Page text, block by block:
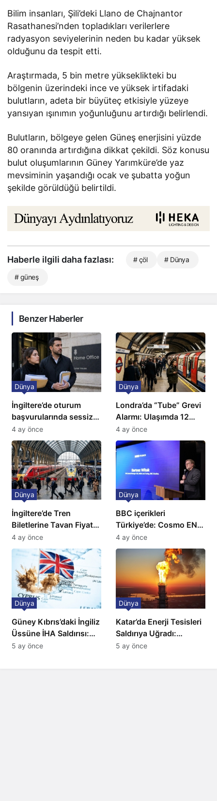
Bilim insanları, Şili’deki Llano de Chajnantor
Rasathanesi’nden topladıkları verilerlere
radyasyon seviyelerinin neden bu kadar yüksek
olduğunu da tespit etti.
Araştırmada, 5 bin metre yükseklikteki bu
bölgenin üzerindeki ince ve yüksek irtifadaki
bulutların, adeta bir büyüteç etkisiyle yüzeye
yansıyan ışınımın yoğunluğunu artırdığı belirlendi.
Bulutların, bölgeye gelen Güneş enerjisini yüzde
80 oranında artırdığına dikkat çekildi. Söz konusu
bulut oluşumlarının Güney Yarımküre’de yaz
mevsiminin yaşandığı ocak ve şubatta yoğun
şekilde görüldüğü belirtildi.
Haberle ilgili daha fazlası: # çöl # Dünya
# güneş
Benzer Haberler
İngiltere’de oturum
başvurularında sessiz
kriz: Büyükelçilikten
açıklama!
Dünya
4 ay önce
Londra’da “Tube” Grevi
Alarmı: Ulaşımda 12
Günlük Kaos Kapıda
Dünya
4 ay önce
İngiltere’de Tren
Biletlerine Tavan Fiyat:
Ulaşımda Yeni
Düzenleme
Dünya
4 ay önce
BBC içerikleri
Türkiye’de: Cosmo EN
ve BBC Player yayında
Dünya
4 ay önce
Güney Kıbrıs’daki İngiliz
Üssüne İHA Saldırısı:
Patlama, Sirenler ve
Dünya
5 ay önce
Katar’da Enerji Tesisleri
Saldırıya Uğradı:
Avrupa’da Doğalgaz
Dünya
5 ay önce